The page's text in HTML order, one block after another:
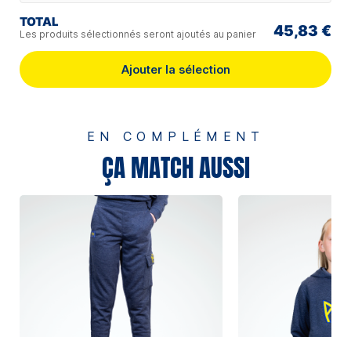
TOTAL
Les produits sélectionnés seront ajoutés au panier 45,83 €
Ajouter la sélection
EN COMPLÉMENT
ÇA MATCH AUSSI